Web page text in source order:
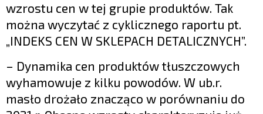
wzrostu cen w tej grupie produktów. Tak
można wyczytać z cyklicznego raportu pt.
„INDEKS CEN W SKLEPACH DETALICZNYCH”.
– Dynamika cen produktów tłuszczowych
wyhamowuje z kilku powodów. W ub.r.
masło drożało znacząco w porównaniu do